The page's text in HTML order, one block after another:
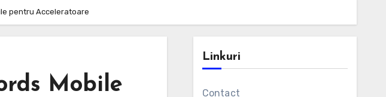
pentru Acceleratoare
Mobile
Linkuri
Contact